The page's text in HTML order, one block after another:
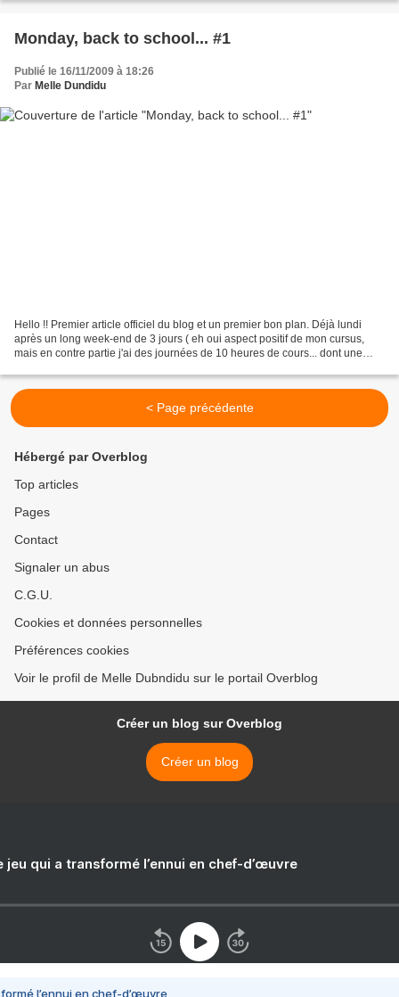
Monday, back to school... #1
Publié le 16/11/2009 à 18:26
Par Melle Dundidu
Hello !! Premier article officiel du blog et un premier bon plan. Déjà lundi
après un long week-end de 3 jours ( eh oui aspect positif de mon cursus,
mais en contre partie j'ai des journées de 10 heures de cours... dont une
< Page précédente
Hébergé par Overblog
Top articles
Pages
Contact
Signaler un abus
C.G.U.
Cookies et données personnelles
Préférences cookies
Voir le profil de Melle Dubndidu sur le portail Overblog
Créer un blog sur Overblog
Créer un blog
jeu qui a transformé l’ennui en chef-d’œuvre
l’ennui en chef-d’œuvre